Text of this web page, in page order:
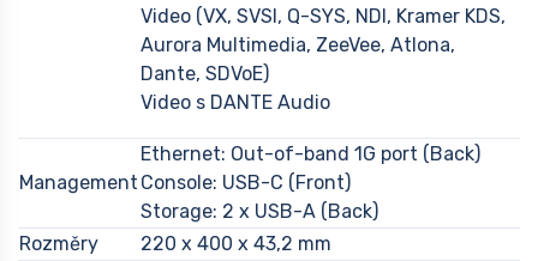
Video (VX, SVSI, Q-SYS, NDI, Kramer KDS,
Aurora Multimedia, ZeeVee, Atlona,
Dante, SDVoE)
Video s DANTE Audio
Management
Ethernet: Out-of-band 1G port (Back)
Console: USB-C (Front)
Storage: 2 x USB-A (Back)
Rozměry
220 x 400 x 43,2 mm